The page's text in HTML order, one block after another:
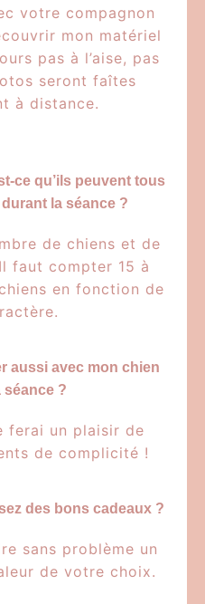
votre compagnon
mon matériel
pas à l’aise, pas
seront faîtes
à distance.
ce qu’ils peuvent tous
la séance ?
de chiens et de
faut compter 15 à
en fonction de
aussi avec mon chien
séance ?
ferai un plaisir de
de complicité !
des bons cadeaux ?
sans problème un
de votre choix.